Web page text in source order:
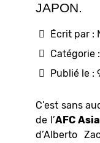
JAPON.
Écrit par :
Catégorie :
Publié le :
C’est sans
de l’AFC
d’Alberto